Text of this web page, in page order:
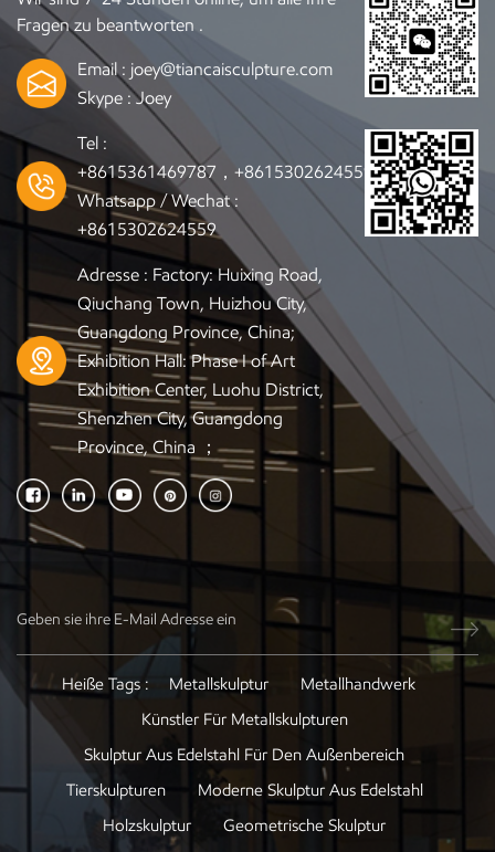
Fragen zu beantworten .
Email : joey@tiancaisculpture.com
Skype :Joey
Tel :
+8615361469787，+8615302624559
Whatsapp / Wechat :
+8615302624559
Adresse : Factory: Huixing Road,
Qiuchang Town, Huizhou City,
Guangdong Province, China;
Exhibition Hall: Phase I of Art
Exhibition Center, Luohu District,
Shenzhen City, Guangdong
Province, China ；
Heiße Tags : Metallskulptur
Metallhandwerk
Künstler Für Metallskulpturen
Skulptur Aus Edelstahl Für Den Außenbereich
Tierskulpturen
Moderne Skulptur Aus Edelstahl
Holzskulptur
Geometrische Skulptur